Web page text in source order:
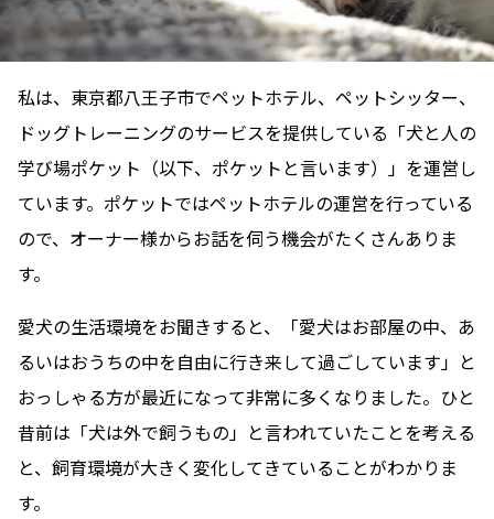
私は、東京都八王子市でペットホテル、ペットシッター、
ドッグトレーニングのサービスを提供している「犬と人の
学び場ポケット（以下、ポケットと言います）」を運営し
ています。ポケットではペットホテルの運営を行っている
ので、オーナー様からお話を伺う機会がたくさんありま
す。
愛犬の生活環境をお聞きすると、「愛犬はお部屋の中、あ
るいはおうちの中を自由に行き来して過ごしています」と
おっしゃる方が最近になって非常に多くなりました。ひと
昔前は「犬は外で飼うもの」と言われていたことを考える
と、飼育環境が大きく変化してきていることがわかりま
す。